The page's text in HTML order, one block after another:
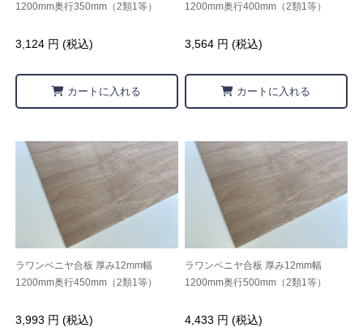
1200mm奥行350mm（2類1等）
3,124 円 (税込)
カートに入れる
1200mm奥行400mm（2類1等）
3,564 円 (税込)
カートに入れる
ラワンベニヤ合板 厚み12mm幅
1200mm奥行450mm（2類1等）
3,993 円 (税込)
ラワンベニヤ合板 厚み12mm幅
1200mm奥行500mm（2類1等）
4,433 円 (税込)